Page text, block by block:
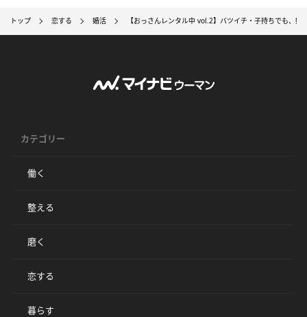
トップ 恋する 婚活 【おっさんレンタル中 vol.2】バツイチ・子持ちでも、婚
カテゴリー
働く
整える
磨く
恋する
暮らす